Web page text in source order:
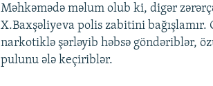
Məhkəmədə məlum olub ki, digər
X.Baxşəliyeva polis zabitini bağışlamır.
narkotiklə şərləyib həbsə göndəriblər,
pulunu ələ keçiriblər.